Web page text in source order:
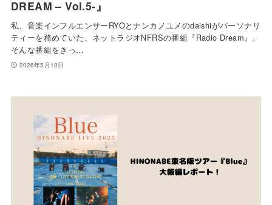
DREAM – Vol.5-』
私、音楽インフルエンサーRYOとナンカノユメのdaishiがパーソナリ
ティーを務めていた、ネットラジオNFRSの番組『Radio Dream』。
そんな番組をきっ…
2026年5月10日